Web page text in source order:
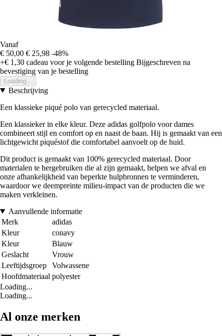
Vanaf
€ 50,00 € 25,98 -48%
+€ 1,30 cadeau voor je volgende bestelling Bijgeschreven na
bevestiging van je bestelling
Loading...
Beschrijving
Een klassieke piqué polo van gerecycled materiaal.
Een klassieker in elke kleur. Deze adidas golfpolo voor dames
combineert stijl en comfort op en naast de baan. Hij is gemaakt van een
lichtgewicht piquéstof die comfortabel aanvoelt op de huid.
Dit product is gemaakt van 100% gerecycled materiaal. Door
materialen te hergebruiken die al zijn gemaakt, helpen we afval en
onze afhankelijkheid van beperkte hulpbronnen te verminderen,
waardoor we deempreinte milieu-impact van de producten die we
maken verkleinen.
Aanvullende informatie
Merk
adidas
Kleur
conavy
Kleur
Blauw
Geslacht
Vrouw
Leeftijdsgroep
Volwassene
Hoofdmateriaal polyester
Loading...
Loading...
Al onze merken